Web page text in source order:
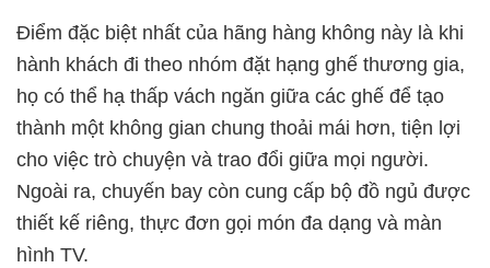
Điểm đặc biệt nhất của hãng hàng không này là khi
hành khách đi theo nhóm đặt hạng ghế thương gia,
họ có thể hạ thấp vách ngăn giữa các ghế để tạo
thành một không gian chung thoải mái hơn, tiện lợi
cho việc trò chuyện và trao đổi giữa mọi người.
Ngoài ra, chuyến bay còn cung cấp bộ đồ ngủ được
thiết kế riêng, thực đơn gọi món đa dạng và màn
hình TV.